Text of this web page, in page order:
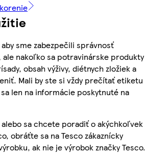
sme zabezpečili správnosť
nakoľko sa potravinárske produkty
obsah výživy, diétnych zložiek a
Mali by ste si vždy prečítať etiketu
len na informácie poskytnuté na
sa chcete poradiť o akýchkoľvek
obráťte sa na Tesco zákaznícky
ak nie je výrobok značky Tesco.